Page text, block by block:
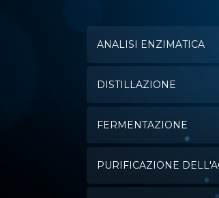
ANALISI ENZIMATICA
DISTILLAZIONE
FERMENTAZIONE
PURIFICAZIONE